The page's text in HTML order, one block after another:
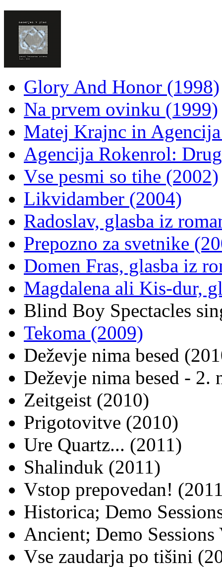
Glory And Honor (1998)
Na prvem ovinku (1999)
Matej Krajnc in
Agencija Rokenrol:
Vse pesmi so tihe (2002)
Likvidamber (2004)
Radoslav, glasba iz
Prepozno za svetnike
Domen Fras, glasba iz
Magdalena ali Kis-dur,
Blind Boy Spectacles
Tekoma (2009)
Deževje nima besed
Deževje nima besed - 2.
Zeitgeist (2010)
Prigotovitve (2010)
Ure Quartz... (2011)
Shalinduk (2011)
Vstop prepovedan!
Historica; Demo
Ancient; Demo
Vse zaudarja po tišini